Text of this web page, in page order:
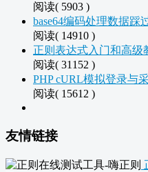
阅读( 5903 )
base64编码处理数据踩
阅读( 14910 )
正则表达式入门和高级
阅读( 31152 )
PHP cURL模拟登录与
阅读( 15612 )
友情链接